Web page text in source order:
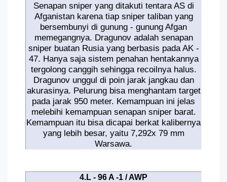
Senapan sniper yang ditakuti tentara AS di
Afganistan karena tiap sniper taliban yang
bersembunyi di gunung - gunung Afgan
memegangnya. Dragunov adalah senapan
sniper buatan Rusia yang berbasis pada AK -
47. Hanya saja sistem penahan hentakannya
tergolong canggih sehingga recoilnya halus.
Dragunov unggul di poin jarak jangkau dan
akurasinya. Pelurung bisa menghantam target
pada jarak 950 meter. Kemampuan ini jelas
melebihi kemampuan senapan sniper barat.
Kemampuan itu bisa dicapai berkat kalibernya
yang lebih besar, yaitu 7,292x 79 mm
Warsawa.
4.L - 96 A -1 / AWP